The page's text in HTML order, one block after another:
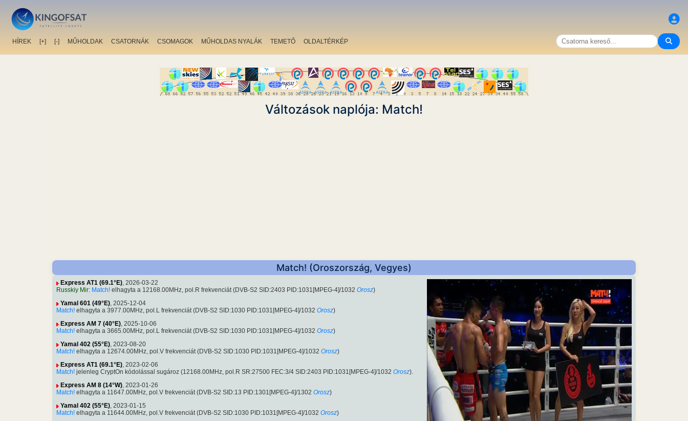
HÍREK [+] [-] MŰHOLDAK CSATORNÁK CSOMAGOK MŰHOLDAS NYALÁK TEMETŐ OLDALTÉRKÉP
Változások naplója: Match!
Match! (Oroszország, Vegyes)
Express AT1 (69.1°E), 2026-03-22
Russkiy Mir: Match! elhagyta a 12168.00MHz, pol.R frekvenciát (DVB-S2 SID:2403 PID:1031[MPEG-4]/1032 Orosz)
Yamal 601 (49°E), 2025-12-04
Match! elhagyta a 3977.00MHz, pol.L frekvenciát (DVB-S2 SID:1030 PID:1031[MPEG-4]/1032 Orosz)
Express AM 7 (40°E), 2025-10-06
Match! elhagyta a 3665.00MHz, pol.L frekvenciát (DVB-S2 SID:1030 PID:1031[MPEG-4]/1032 Orosz)
Yamal 402 (55°E), 2023-08-20
Match! elhagyta a 12674.00MHz, pol.V frekvenciát (DVB-S2 SID:1030 PID:1031[MPEG-4]/1032 Orosz)
Express AT1 (69.1°E), 2023-02-06
Match! jelenleg CryptOn kódolással sugároz (12168.00MHz, pol.R SR:27500 FEC:3/4 SID:2403 PID:1031[MPEG-4]/1032 Orosz).
Express AM 8 (14°W), 2023-01-26
Match! elhagyta a 11647.00MHz, pol.V frekvenciát (DVB-S2 SID:13 PID:1301[MPEG-4]/1302 Orosz)
Yamal 402 (55°E), 2023-01-15
Match! elhagyta a 11644.00MHz, pol.V frekvenciát (DVB-S2 SID:1030 PID:1031[MPEG-4]/1032 Orosz)